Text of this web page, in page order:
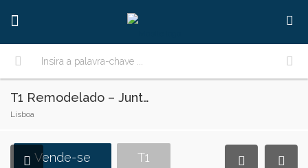
T1 Remodelado – Junto ao ISPA – Lisboa
Lisboa
Vende-se T1